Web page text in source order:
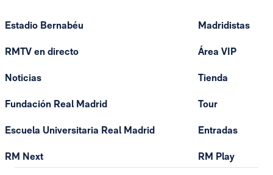
Estadio Bernabéu
RMTV en directo
Noticias
Fundación Real Madrid
Escuela Universitaria Real Madrid
RM Next
Madridistas
Área VIP
Tienda
Tour
Entradas
RM Play